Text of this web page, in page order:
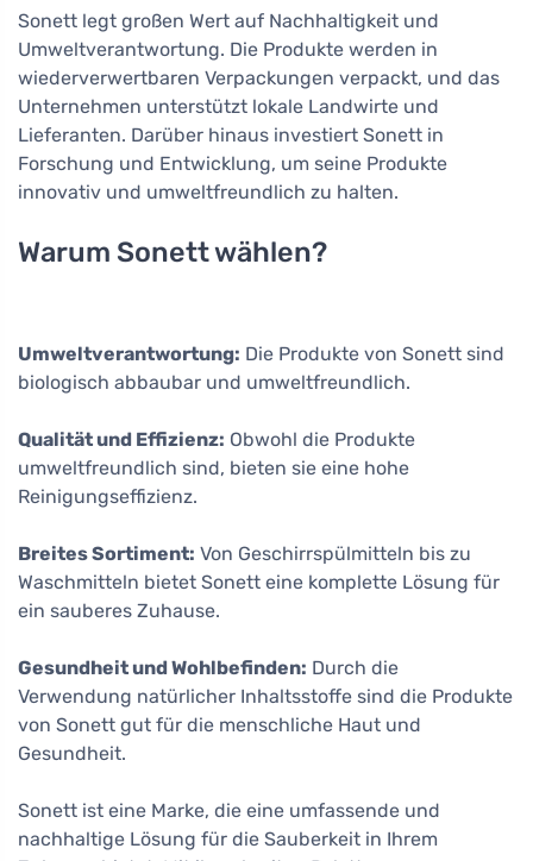
Sonett legt großen Wert auf Nachhaltigkeit und
Umweltverantwortung. Die Produkte werden in
wiederverwertbaren Verpackungen verpackt, und das
Unternehmen unterstützt lokale Landwirte und
Lieferanten. Darüber hinaus investiert Sonett in
Forschung und Entwicklung, um seine Produkte
innovativ und umweltfreundlich zu halten.
Warum Sonett wählen?
Umweltverantwortung: Die Produkte von Sonett sind
biologisch abbaubar und umweltfreundlich.
Qualität und Effizienz: Obwohl die Produkte
umweltfreundlich sind, bieten sie eine hohe
Reinigungseffizienz.
Breites Sortiment: Von Geschirrspülmitteln bis zu
Waschmitteln bietet Sonett eine komplette Lösung für
ein sauberes Zuhause.
Gesundheit und Wohlbefinden: Durch die
Verwendung natürlicher Inhaltsstoffe sind die Produkte
von Sonett gut für die menschliche Haut und
Gesundheit.
Sonett ist eine Marke, die eine umfassende und
nachhaltige Lösung für die Sauberkeit in Ihrem